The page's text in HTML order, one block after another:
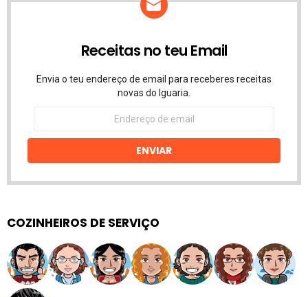
Receitas no teu Email
Envia o teu endereço de email para receberes receitas
novas do Iguaria.
Endereço
email
ENVIAR
COZINHEIROS DE SERVIÇO